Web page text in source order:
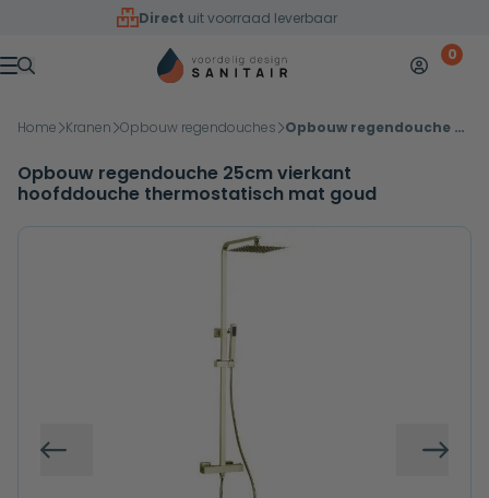
Overslaan naar inhoud
Direct uit voorraad leverbaar
Menu
Mijn 0
Home Kranen Opbouw regendouches Opbouw regendouche 25cm vierkant hoofddouche thermostatisch mat goud
Opbouw regendouche 25cm vierkant
hoofddouche thermostatisch mat goud
Vorige